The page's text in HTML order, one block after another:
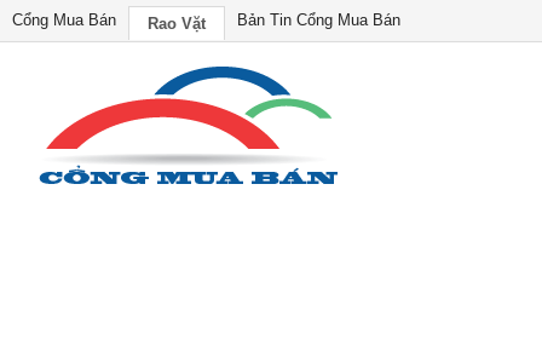
Cổng Mua Bán Rao Vặt Bản Tin Cổng Mua Bán